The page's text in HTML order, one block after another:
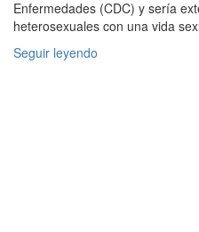
Enfermedades (CDC) y sería
heterosexuales con una vida
Seguir leyendo